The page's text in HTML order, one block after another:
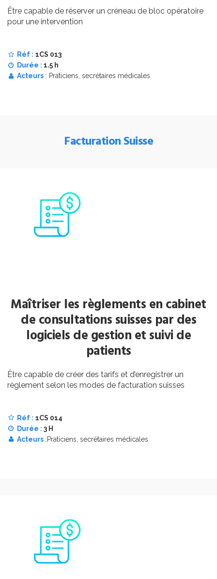
Être capable de réserver un créneau de bloc opératoire
pour une intervention
Réf : 1CS 013
Durée : 1.5 h
Acteurs : Praticiens, secrétaires médicales
Facturation Suisse
Maîtriser les règlements en cabinet
de consultations suisses par des
logiciels de gestion et suivi de
patients
Être capable de créer des tarifs et d’enregistrer un
règlement selon les modes de facturation suisses
Réf : 1CS 014
Durée : 3 H
Acteurs :Praticiens, secrétaires médicales